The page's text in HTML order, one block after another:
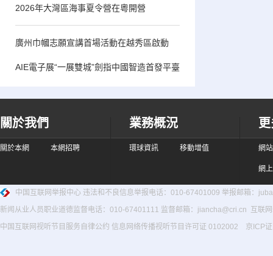
2026年大灣區海事夏令營在粵開營
廣州巾幗志願宣講首場活動在越秀區啟動
AIE電子展“一展雙城”劍指中國智造首發平臺
關於我們
關於本網 本網招聘
業務概況
環球資訊 移動增值 網
網
中国互联网举报中心 违法和不良信息举报电话：010-67401009 举报邮箱：
新闻从业人员职业道德监督电话：010-67401111 监督邮箱：jiancha@cri.cn 互联
中国互联网视听节目服务自律公约 信息网络传播视听节目许可证 0102002 京ICP